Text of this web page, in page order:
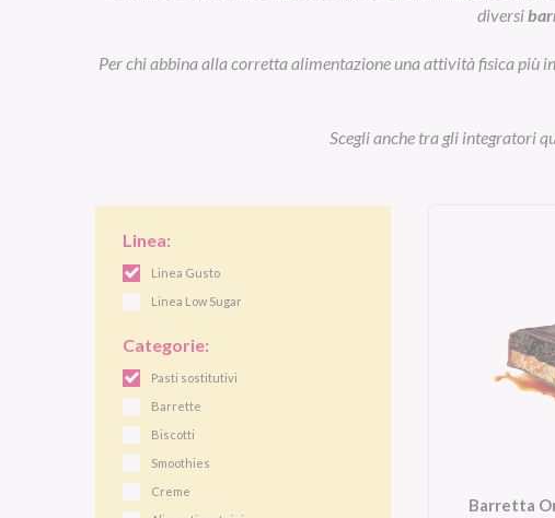
diversi
Per chi abbina alla corretta alimentazione una attività fisica più
Scegli anche tra gli integratori
Linea:
Linea Gusto
Linea Low Sugar
Categorie:
Pasti sostitutivi
Barrette
Biscotti
Smoothies
Creme
Barretta